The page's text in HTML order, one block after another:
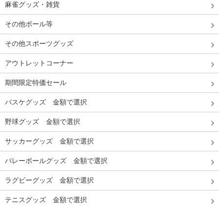
麻雀グッズ・雑貨
その他ボール等
その他スポーツグッズ
アウトレットコーナー
期間限定特価セール
バスケグッズ 金額で選択
野球グッズ 金額で選択
サッカーグッズ 金額で選択
バレーボールグッズ 金額で選択
ラグビーグッズ 金額で選択
テニスグッズ 金額で選択